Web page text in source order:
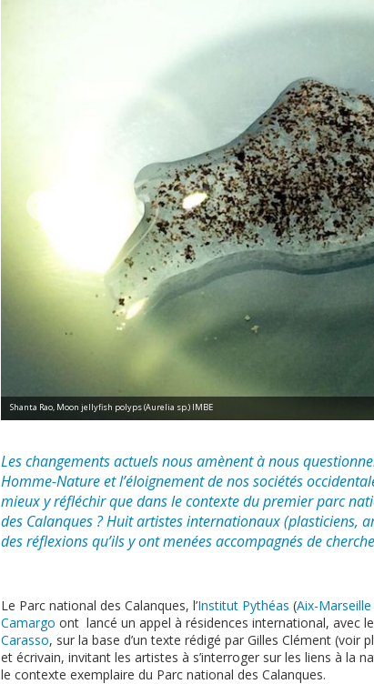
Shanta Rao, Moon jellyfish polyps (Aurelia sp.) IMBE
Les changements actuels nous amènent à nous
Homme-Nature et l’éloignement de nos sociétés
mieux y réfléchir que dans le contexte du premier parc
des Calanques ? Huit artistes internationaux (plasticiens,
des réflexions qu’ils y ont menées accompagnés de
Le Parc national des Calanques, l’Institut Pythéas (Aix-
Camargo ont lancé un appel à résidences international, avec
Carasso, sur la base d’un texte rédigé par Gilles Clément (voir
et écrivain, invitant les artistes à s’interroger sur les liens à la
le contexte exemplaire du Parc national des Calanques.